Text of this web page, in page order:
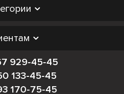
929-45-45
133-45-45
170-75-45